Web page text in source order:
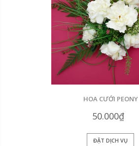
HOA CƯỚI PEONY
50.000₫
ĐẶT DỊCH VỤ